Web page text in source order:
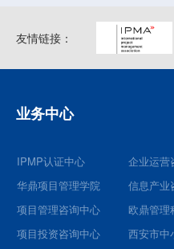
友情链接：
业务中心
IPMP认证中心
华鼎项目管理学院
项目管理咨询中心
项目投资咨询中心
企业运营
信息产业
欧鼎管理